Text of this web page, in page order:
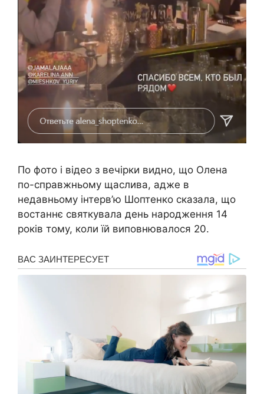
По фото і відео з вечірки видно, що Олена
по-справжньому щаслива, адже в
недавньому інтерв’ю Шоптенко сказала, що
востаннє святкувала день народження 14
років тому, коли їй виповнювалося 20.